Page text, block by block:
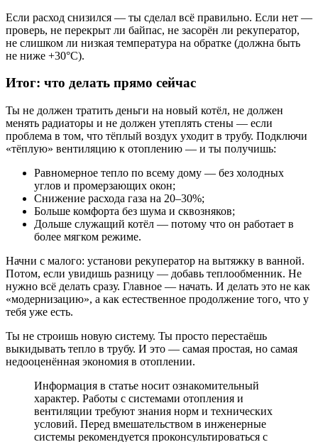
Если расход снизился — ты сделал всё правильно. Если нет —
проверь, не перекрыт ли байпас, не засорён ли рекуператор,
не слишком ли низкая температура на обратке (должна быть
не ниже +30°C).
Итог: что делать прямо сейчас
Ты не должен тратить деньги на новый котёл, не должен
менять радиаторы и не должен утеплять стены — если
проблема в том, что тёплый воздух уходит в трубу. Подключи
«тёплую» вентиляцию к отоплению — и ты получишь:
Равномерное тепло по всему дому — без холодных
углов и промерзающих окон;
Снижение расхода газа на 20–30%;
Больше комфорта без шума и сквозняков;
Дольше служащий котёл — потому что он работает в
более мягком режиме.
Начни с малого: установи рекуператор на вытяжку в ванной.
Потом, если увидишь разницу — добавь теплообменник. Не
нужно всё делать сразу. Главное — начать. И делать это не как
«модернизацию», а как естественное продолжение того, что у
тебя уже есть.
Ты не строишь новую систему. Ты просто перестаёшь
выкидывать тепло в трубу. И это — самая простая, но самая
недооценённая экономия в отоплении.
Информация в статье носит ознакомительный
характер. Работы с системами отопления и
вентиляции требуют знания норм и технических
условий. Перед вмешательством в инженерные
системы рекомендуется проконсультироваться с